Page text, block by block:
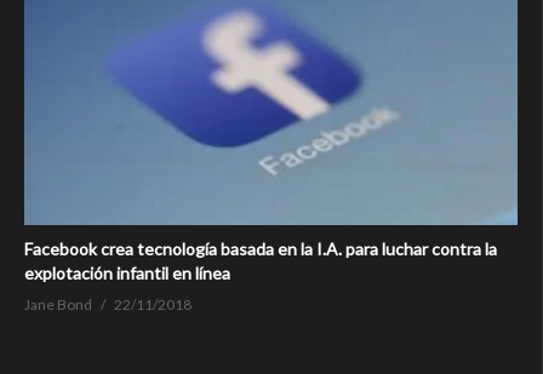
Facebook crea tecnología basada en la I.A. para luchar contra la
explotación infantil en línea
Jane Bond 22/11/2018